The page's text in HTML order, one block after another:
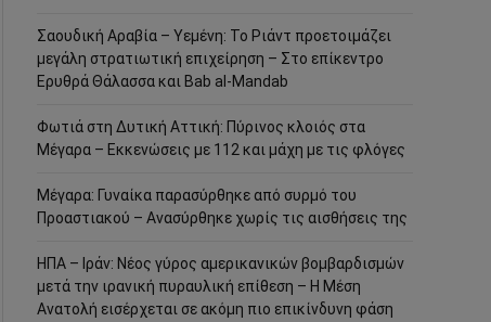
Σαουδική Αραβία – Υεμένη: Το Ριάντ προετοιμάζει
μεγάλη στρατιωτική επιχείρηση – Στο επίκεντρο
Ερυθρά Θάλασσα και Bab al-Mandab
Φωτιά στη Δυτική Αττική: Πύρινος κλοιός στα
Μέγαρα – Εκκενώσεις με 112 και μάχη με τις φλόγες
Μέγαρα: Γυναίκα παρασύρθηκε από συρμό του
Προαστιακού – Ανασύρθηκε χωρίς τις αισθήσεις της
ΗΠΑ – Ιράν: Νέος γύρος αμερικανικών βομβαρδισμών
μετά την ιρανική πυραυλική επίθεση – Η Μέση
Ανατολή εισέρχεται σε ακόμη πιο επικίνδυνη φάση